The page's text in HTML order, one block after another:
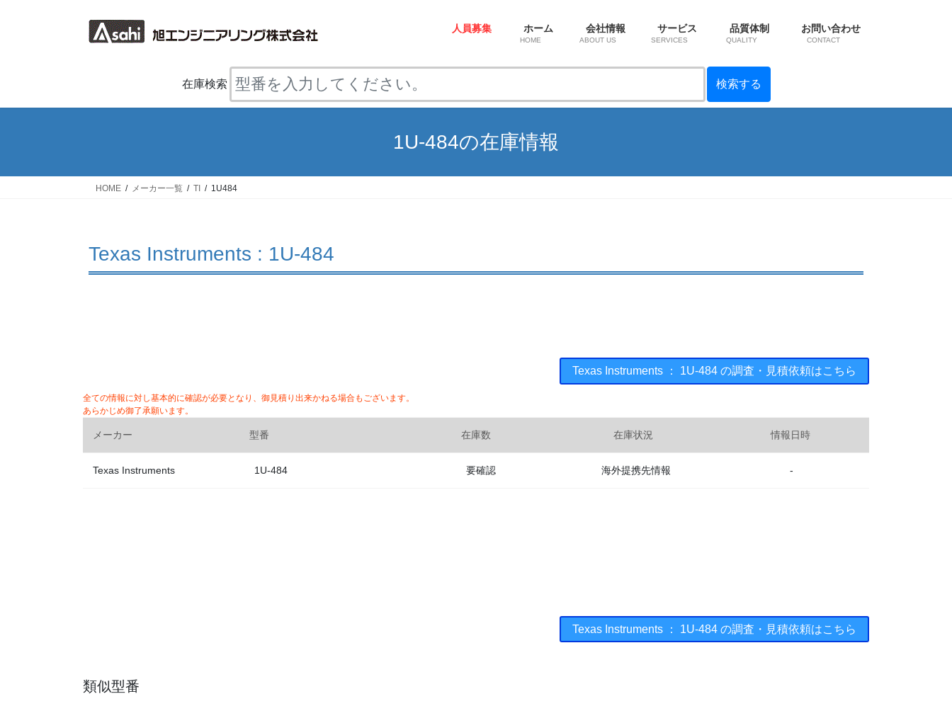
ス
ン
人員募集 ホーム
HOME
会社情報
ABOUT US
サービス
SERVICES
品質体制
QUALITY
お問い合わせ
CONTACT
在庫検索
1U-484の在庫情報
HOME メーカー一覧 TI 1U484
Texas Instruments : 1U-484
Texas Instruments ： 1U-484 の調査・見積依頼はこちら
全ての情報に対し基本的に確認が必要となり、御見積り出来かねる場合もございます。
あらかじめ御了承願います。
メーカー 型番 在庫数 在庫状況 情報日時
Texas Instruments 1U-484 要確認 海外提携先情報 -
Texas Instruments ： 1U-484 の調査・見積依頼はこちら
類似型番